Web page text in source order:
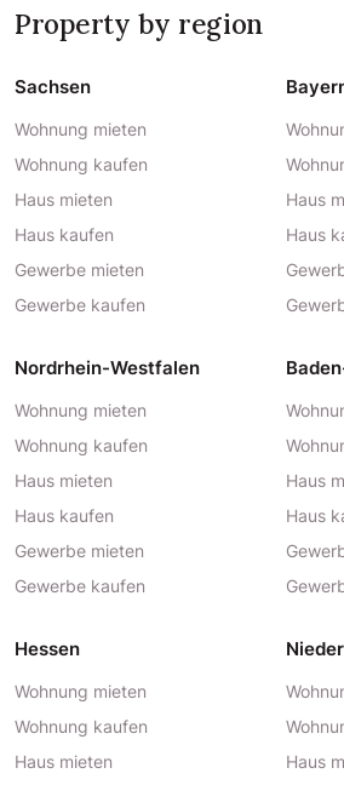
Property by region
Sachsen
Wohnung mieten
Wohnung kaufen
Haus mieten
Haus kaufen
Gewerbe mieten
Gewerbe kaufen
Haus
Haus
Nordrhein-Westfalen
Wohnung mieten
Wohnung kaufen
Haus mieten
Haus kaufen
Gewerbe mieten
Gewerbe kaufen
Haus
Haus
Hessen
Wohnung mieten
Wohnung kaufen
Haus mieten
Haus